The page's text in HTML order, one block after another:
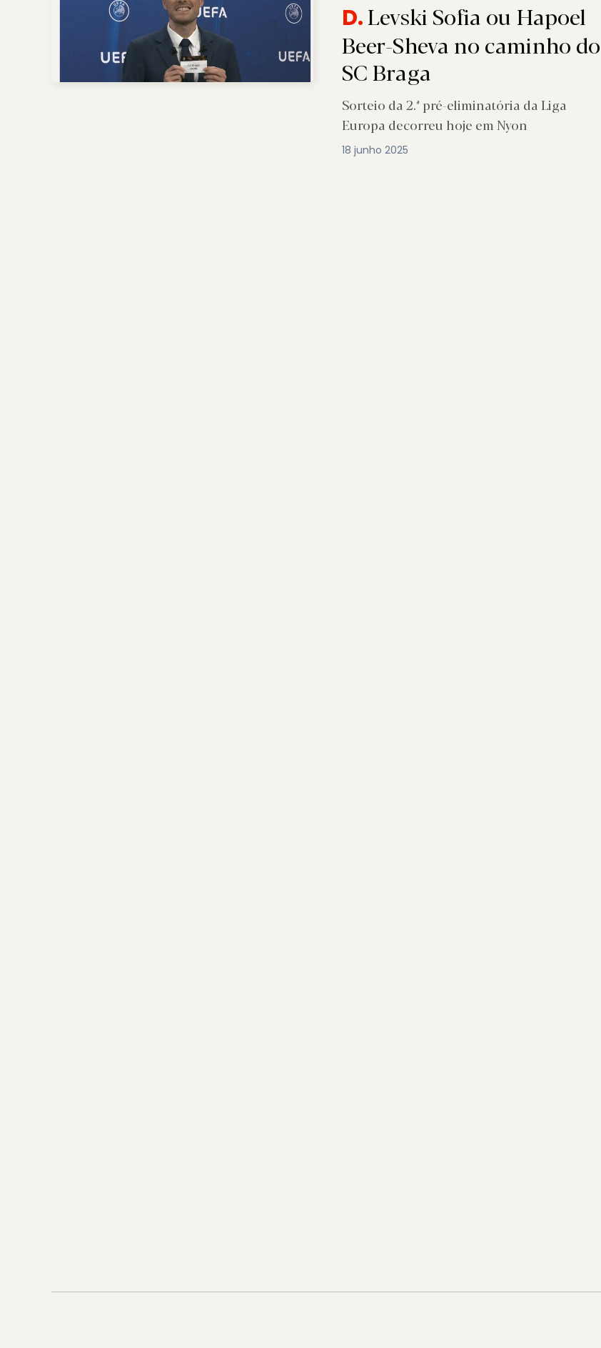
D.Levski Sofia ou Hapoel
Beer-Sheva no caminho do
SC Braga
Sorteio da 2.ª pré-eliminatória da Liga
Europa decorreu hoje em Nyon
18 junho 2025